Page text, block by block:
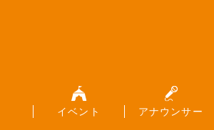
イベント アナウンサー